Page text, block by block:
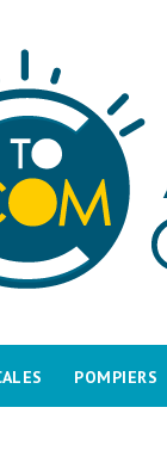
POMPIERS